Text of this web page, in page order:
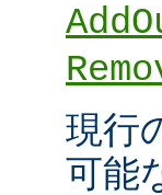
現行
可能